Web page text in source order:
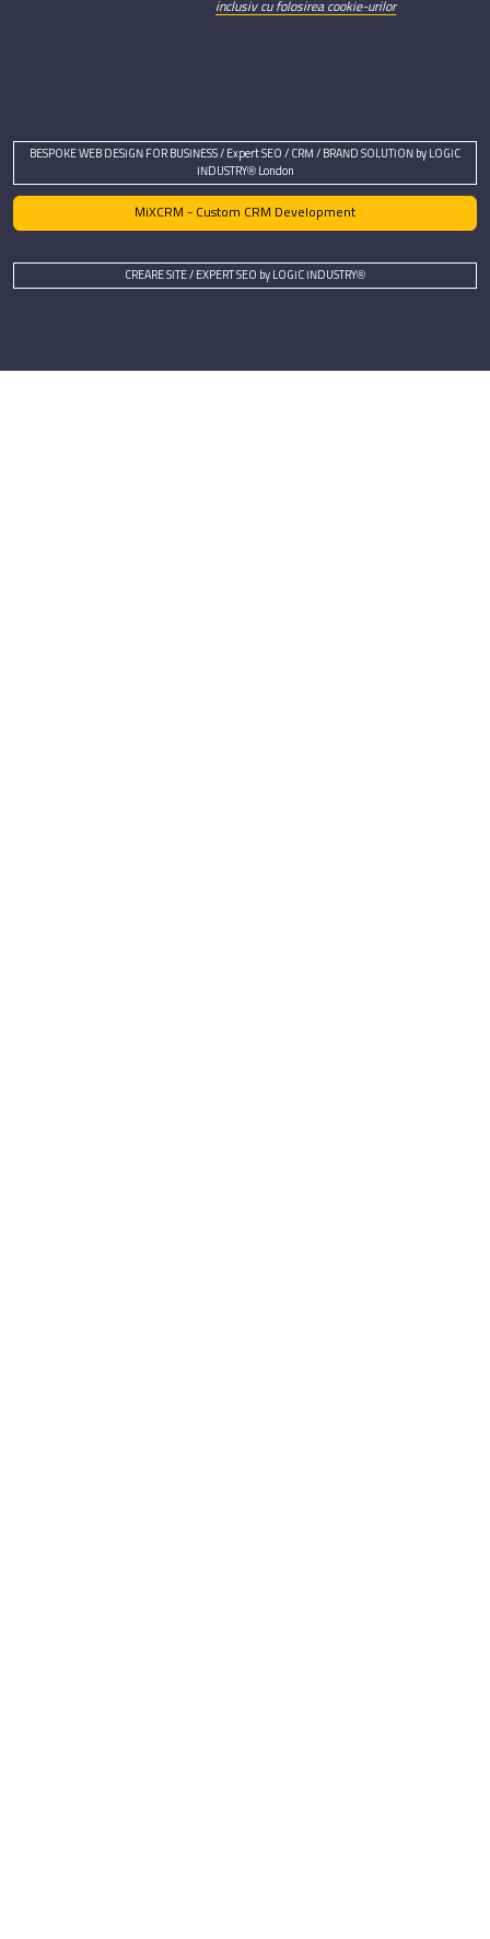
inclusiv cu folosirea cookie-urilor
BESPOKE WEB DESIGN FOR BUSINESS / Expert SEO / CRM / BRAND SOLUTION by LOGIC
INDUSTRY® London
MiXCRM - Custom CRM Development
CREARE SITE / EXPERT SEO by LOGIC INDUSTRY®